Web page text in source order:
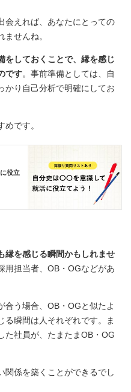
会えれば、あなたにとっての
せんね。
をしておくことで、縁を感じ
です。事前準備としては、自
かり自己分析で明確にしてお
です。
役立
縁を感じる瞬間かもしれませ
用担当者、OB・OGなどがあ
合う場合、OB・OGと似たよ
る瞬間は人それぞれです。ま
た社員が、たまたまOB・OG
関係を築くことができるでし